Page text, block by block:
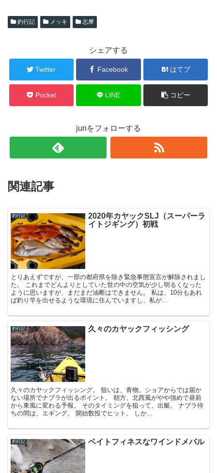
釣行記 メッキ 志摩
シェアする
Twitter Facebook はてブ
Pocket LINE コピー
junをフォローする
関連記事
釣行記
2020年カヤックSLJ（スーパーラ
イトジギング）初戦
とりあえずですが、一部の都府県を除き緊急事態宣言が解除されまし
た。 これまでどんよりとしていた世の中の空気が少し明るくなった
ように思いますが、まだまだ油断はできません。 私は、10分もあれ
ば釣り竿を出せるような環境に住んでいますし、私が...
釣行記 久々のカヤックフィッシング
久々のカヤックフィッシング。 狙いは、青物。ショアからでは届か
ない場所でナブラが出るポイント。 朝方、北西風がやや強めで昼前
から東風に変わる予報。 そのタイミングを狙って、出艇。 ナブラ待
ちの間は、エギング。 開始数投でヒット。 しか...
釣行記 ベイトフィネスなワインドメバル